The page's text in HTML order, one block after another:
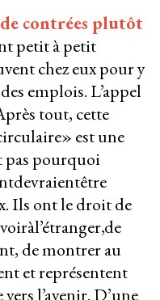
contrées plutôt
petit à petit
chez eux pour y
emplois. L’appel
tout, cette
est une
pas pourquoi
Ils ont le droit de
de montrer au
et représentent
l’avenir. D’une